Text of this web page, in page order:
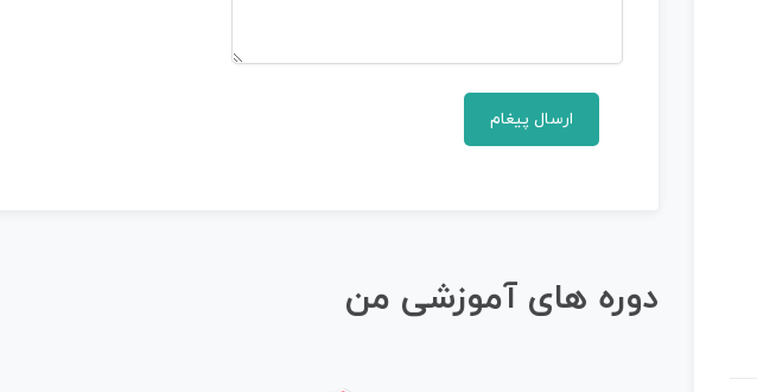
دوره های آموزشی من